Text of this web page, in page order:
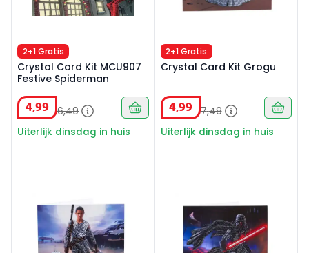
2+1 Gratis
Crystal Card Kit MCU907
Festive Spiderman
4,99 6,49
Uiterlijk dinsdag in huis
2+1 Gratis
Crystal Card Kit Grogu
4,99 7,49
Uiterlijk dinsdag in huis